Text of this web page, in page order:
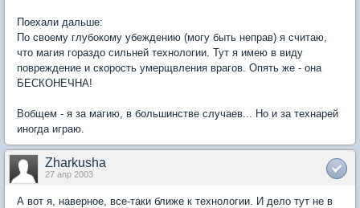
Поехали дальше:
По своему глубокому убеждению (могу быть неправ) я считаю,
что магия гораздо сильней технологии. Тут я имею в виду
повреждение и скорость умерщвления врагов. Опять же - она
БЕСКОНЕЧНА!
Вобщем - я за магию, в большинстве случаев... Но и за технарей
иногда играю.
Zharkusha
27 апр 2003
А вот я, наверное, все-таки ближе к технологии. И дело тут не в